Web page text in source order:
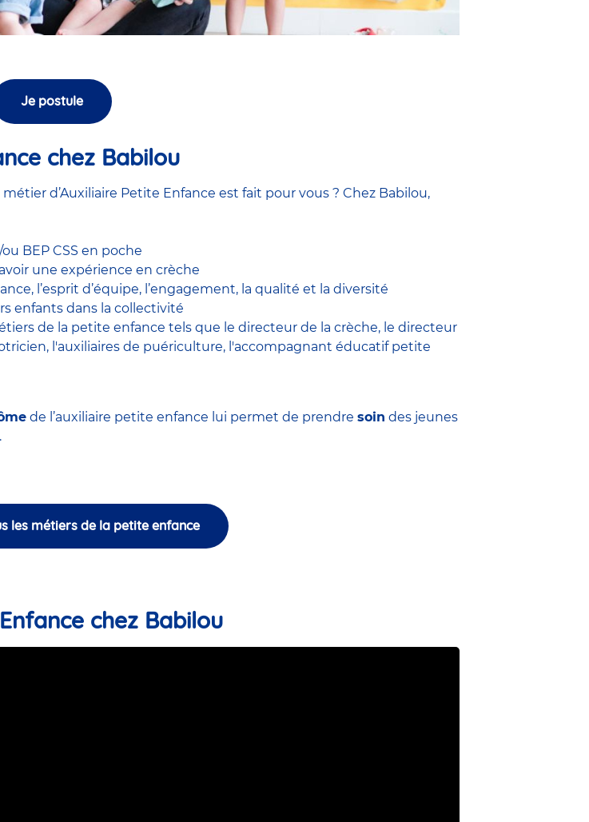
Je postule
chez Babilou
d’Auxiliaire Petite Enfance est fait pour vous ? Chez Babilou,
BEP CSS en poche
une expérience en crèche
l’esprit d’équipe, l’engagement, la qualité et la diversité
enfants dans la collectivité
de la petite enfance tels que le directeur de la crèche, le directeur
, l'auxiliaires de puériculture, l'accompagnant éducatif petite
de l’auxiliaire petite enfance lui permet de prendre soin des jeunes
les métiers de la petite enfance
chez Babilou